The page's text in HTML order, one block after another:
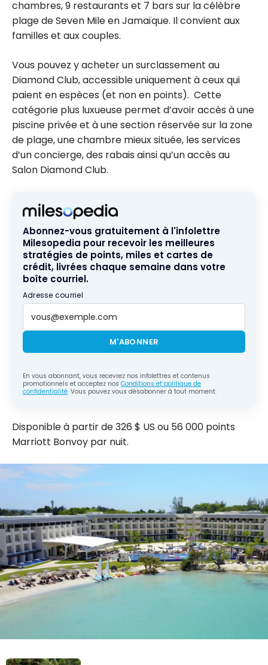
chambres, 9 restaurants et 7 bars sur la célèbre
plage de Seven Mile en Jamaïque. Il convient aux
familles et aux couples.
Vous pouvez y acheter un surclassement au
Diamond Club, accessible uniquement à ceux qui
paient en espèces (et non en points). Cette
catégorie plus luxueuse permet d’avoir accès à une
piscine privée et à une section réservée sur la zone
de plage, une chambre mieux située, les services
d’un concierge, des rabais ainsi qu’un accès au
Salon Diamond Club.
Abonnez-vous gratuitement à l'infolettre
Milesopedia pour recevoir les meilleures
stratégies de points, miles et cartes de
crédit, livrées chaque semaine dans votre
boîte courriel.
Adresse courriel
M'ABONNER
En vous abonnant, vous recevrez nos infolettres et contenus
promotionnels et acceptez nos Conditions et politique de
confidentialité. Vous pouvez vous désabonner à tout moment.
Disponible à partir de 326 $ US ou 56 000 points
Marriott Bonvoy par nuit.